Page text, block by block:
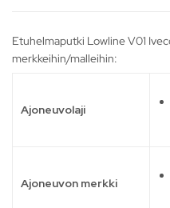
Etuhelmaputki Lowline V01
merkkeihin/malleihin:
Ajoneuvolaji
Ajoneuvon merkki